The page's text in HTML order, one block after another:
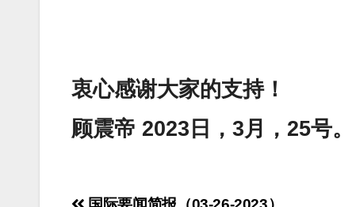
衷心感谢大家的支持！
顾震帝 2023日，3月，25号。